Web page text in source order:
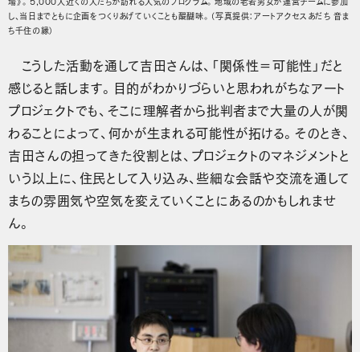
し、当日までともに企画をつくりあげていくことも醍醐味。（写真提供：アートアクセスあだち 音ま
ち千住の縁）
こうした活動を通して吉田さんは、「関係性＝可能性」だと
感じると話します。目的がわかりづらいと思われがちなアート
プロジェクトでも、そこに理解者から批判者まで大量の人が関
わることによって、何かが生まれる可能性が拓ける。そのとき、
吉田さんの担ってきた役割とは、プロジェクトのマネジメントと
いう以上に、住民として入り込み、些細な会話や交流を通して
まちの雰囲気や空気を変えていくことにあるのかもしれませ
ん。